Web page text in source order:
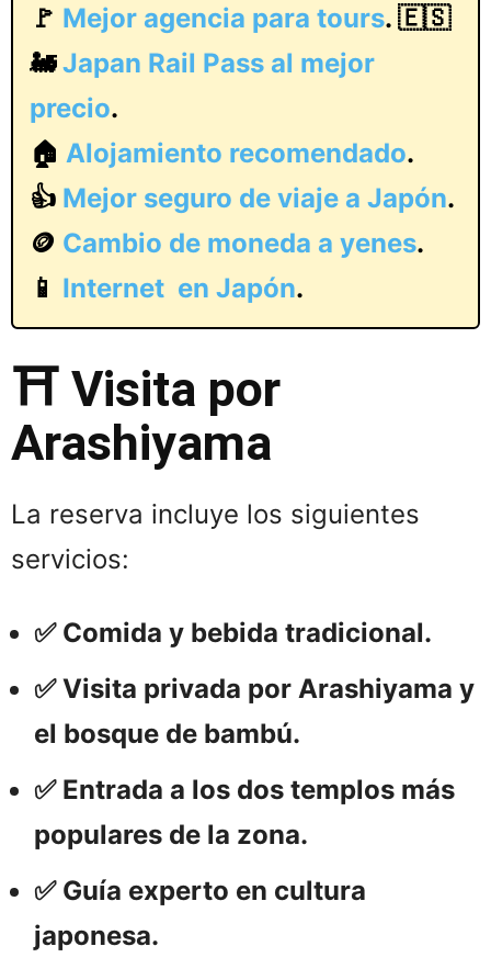
🚩 Mejor agencia para tours. 🇪🇸
🚂Japan Rail Pass al mejor
precio.
🏠 Alojamiento recomendado.
👍 Mejor seguro de viaje a Japón.
🪙 Cambio de moneda a yenes.
📱 Internet en Japón.
⛩️ Visita por
Arashiyama
La reserva incluye los siguientes
servicios:
✅ Comida y bebida tradicional.
✅ Visita privada por Arashiyama y
el bosque de bambú.
✅ Entrada a los dos templos más
populares de la zona.
✅ Guía experto en cultura
japonesa.